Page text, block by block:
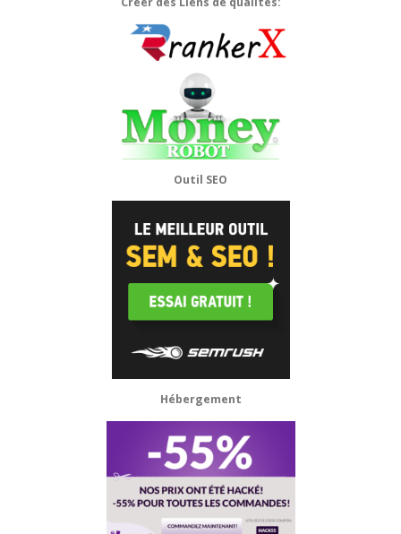
Outil SEO
Hébergement